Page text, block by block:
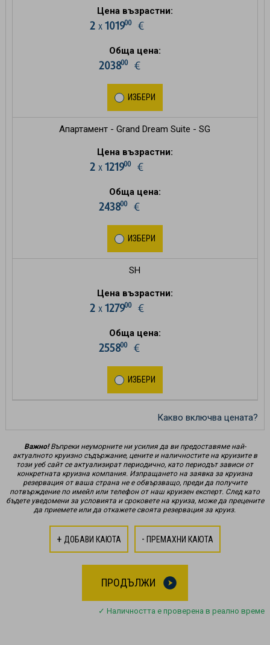
Цена възрастни:
2 х 101900€
Обща цена:
203800€
ИЗБЕРИ
Апартамент - Grand Dream Suite - SG
Цена възрастни:
2 х 121900€
Обща цена:
243800€
ИЗБЕРИ
SH
Цена възрастни:
2 х 127900€
Обща цена:
255800€
ИЗБЕРИ
Какво включва цената?
Важно!Въпреки неуморните ни усилия да ви предоставяме най-
актуалното круизно съдържание, цените и наличностите на круизите в
този уеб сайт се актуализират периодично, като периодът зависи от
конкретната круизна компания. Изпращането на заявка за круизна
резервация от ваша страна не е обвързващо, преди да получите
потвърждение по имейл или телефон от наш круизен експерт. След като
бъдете уведомени за условията и сроковете на круиза, може да прецените
да приемете или да откажете своята резервация за круиз.
+ ДОБАВИ КАЮТА - ПРЕМАХНИ КАЮТА
ПРОДЪЛЖИ
✓ Наличността е проверена в реално време